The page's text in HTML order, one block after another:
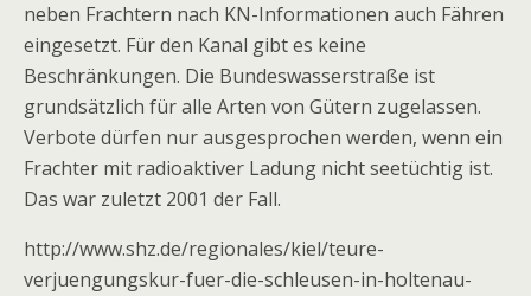
neben Frachtern nach KN-Informationen auch Fähren
eingesetzt. Für den Kanal gibt es keine
Beschränkungen. Die Bundeswasserstraße ist
grundsätzlich für alle Arten von Gütern zugelassen.
Verbote dürfen nur ausgesprochen werden, wenn ein
Frachter mit radioaktiver Ladung nicht seetüchtig ist.
Das war zuletzt 2001 der Fall.
http://www.shz.de/regionales/kiel/teure-
verjuengungskur-fuer-die-schleusen-in-holtenau-